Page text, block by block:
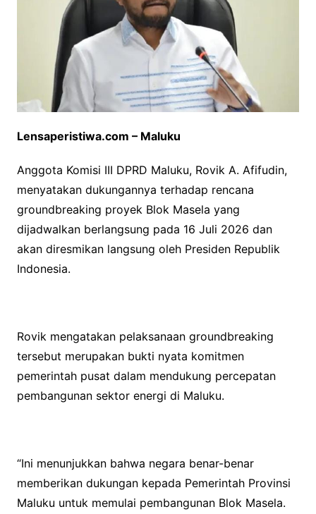
Lensaperistiwa.com – Maluku
Anggota Komisi III DPRD Maluku, Rovik A. Afifudin,
menyatakan dukungannya terhadap rencana
groundbreaking proyek Blok Masela yang
dijadwalkan berlangsung pada 16 Juli 2026 dan
akan diresmikan langsung oleh Presiden Republik
Indonesia.
Rovik mengatakan pelaksanaan groundbreaking
tersebut merupakan bukti nyata komitmen
pemerintah pusat dalam mendukung percepatan
pembangunan sektor energi di Maluku.
“Ini menunjukkan bahwa negara benar-benar
memberikan dukungan kepada Pemerintah Provinsi
Maluku untuk memulai pembangunan Blok Masela.